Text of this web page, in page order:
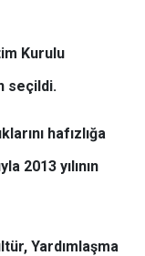
Kurulu
seçildi.
hafızlığa
2013 yılının
Yardımlaşma